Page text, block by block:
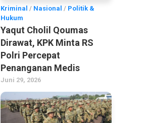
Kriminal / Nasional / Politik &
Hukum
Yaqut Cholil Qoumas
Dirawat, KPK Minta RS
Polri Percepat
Penanganan Medis
Juni 29, 2026